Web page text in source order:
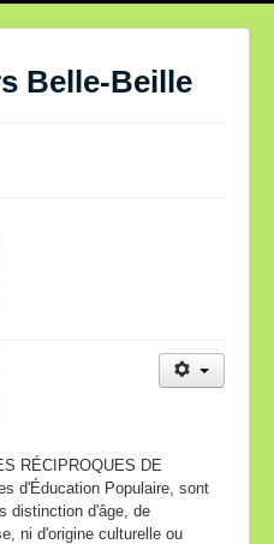
Belle-Beille
RÉCIPROQUES DE
d'Éducation Populaire, sont
distinction d'âge, de
ni d'origine culturelle ou